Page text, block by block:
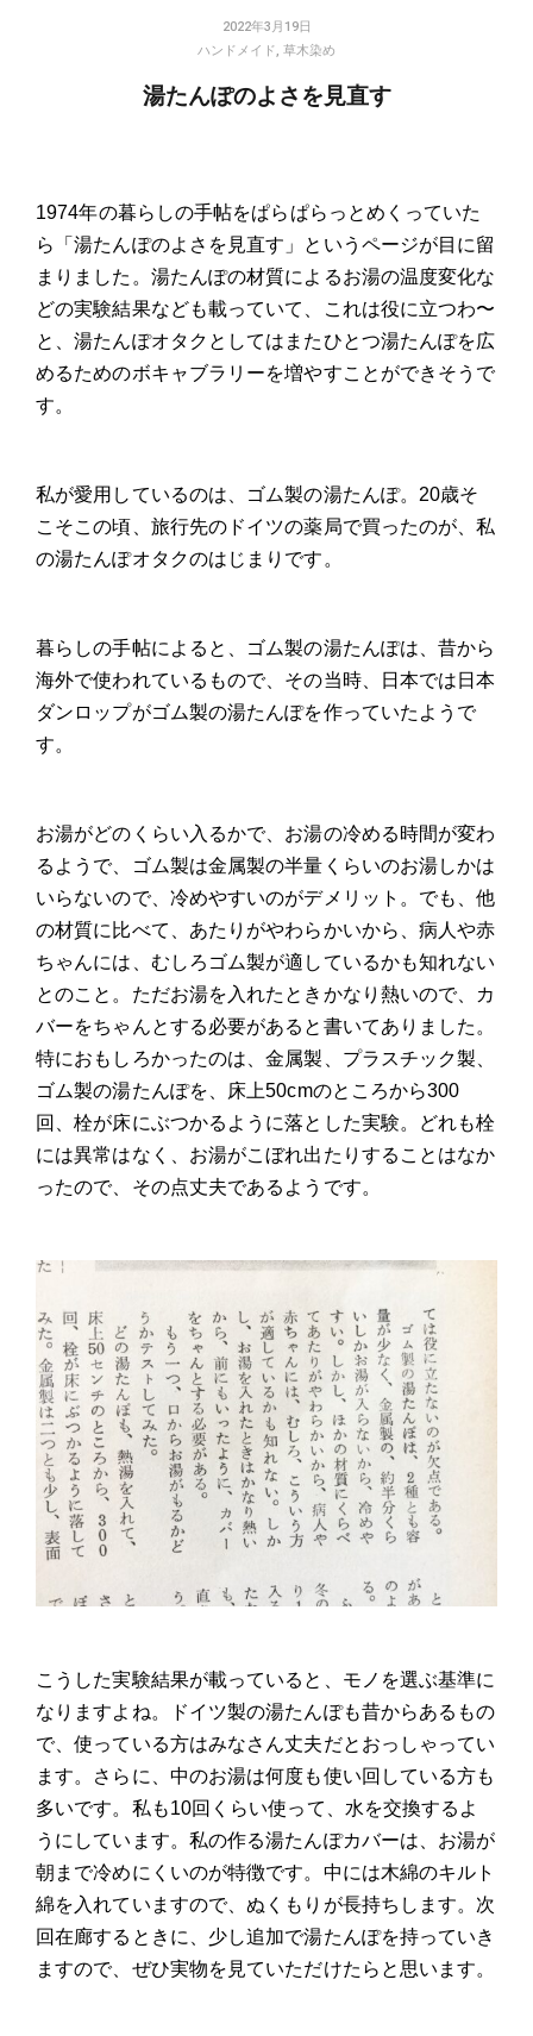
2022年3月19日
ハンドメイド, 草木染め
湯たんぽのよさを見直す
1974年の暮らしの手帖をぱらぱらっとめくっていた
ら「湯たんぽのよさを見直す」というページが目に留
まりました。湯たんぽの材質によるお湯の温度変化な
どの実験結果なども載っていて、これは役に立つわ〜
と、湯たんぽオタクとしてはまたひとつ湯たんぽを広
めるためのボキャブラリーを増やすことができそうで
す。
私が愛用しているのは、ゴム製の湯たんぽ。20歳そ
こそこの頃、旅行先のドイツの薬局で買ったのが、私
の湯たんぽオタクのはじまりです。
暮らしの手帖によると、ゴム製の湯たんぽは、昔から
海外で使われているもので、その当時、日本では日本
ダンロップがゴム製の湯たんぽを作っていたようで
す。
お湯がどのくらい入るかで、お湯の冷める時間が変わ
るようで、ゴム製は金属製の半量くらいのお湯しかは
いらないので、冷めやすいのがデメリット。でも、他
の材質に比べて、あたりがやわらかいから、病人や赤
ちゃんには、むしろゴム製が適しているかも知れない
とのこと。ただお湯を入れたときかなり熱いので、カ
バーをちゃんとする必要があると書いてありました。
特におもしろかったのは、金属製、プラスチック製、
ゴム製の湯たんぽを、床上50cmのところから300
回、栓が床にぶつかるように落とした実験。どれも栓
には異常はなく、お湯がこぼれ出たりすることはなか
ったので、その点丈夫であるようです。
こうした実験結果が載っていると、モノを選ぶ基準に
なりますよね。ドイツ製の湯たんぽも昔からあるもの
で、使っている方はみなさん丈夫だとおっしゃってい
ます。さらに、中のお湯は何度も使い回している方も
多いです。私も10回くらい使って、水を交換するよ
うにしています。私の作る湯たんぽカバーは、お湯が
朝まで冷めにくいのが特徴です。中には木綿のキルト
綿を入れていますので、ぬくもりが長持ちします。次
回在廊するときに、少し追加で湯たんぽを持っていき
ますので、ぜひ実物を見ていただけたらと思います。